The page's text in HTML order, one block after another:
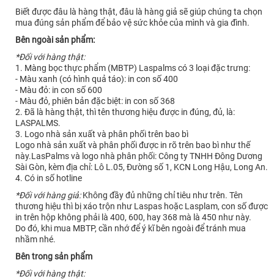
Biết được đâu là hàng thật, đâu là hàng giả sẽ giúp chúng ta chọn
mua đúng sản phẩm để bảo vệ sức khỏe của mình và gia đình.
Bên ngoài sản phẩm:
*Đối với hàng thật:
1. Màng bọc thực phẩm (MBTP) Laspalms có 3 loại đặc trưng:
- Màu xanh (có hình quả táo): in con số 400
- Màu đỏ: in con số 600
- Màu đỏ, phiên bản đặc biệt: in con số 368
2. Đã là hàng thật, thì tên thương hiệu được in đúng, đủ, là:
LASPALMS.
3. Logo nhà sản xuất và phân phối trên bao bì
Logo nhà sản xuất và phân phối được in rõ trên bao bì như thế
này.LasPalms và logo nhà phân phối: Công ty TNHH Đông Dương
Sài Gòn, kèm địa chỉ: Lô L.05, Đường số 1, KCN Long Hậu, Long An.
4. Có in số hotline
*Đối với hàng giả:Không đầy đủ những chỉ tiêu như trên. Tên
thương hiệu thì bị xáo trộn như Laspas hoặc Lasplam, con số được
in trên hộp không phải là 400, 600, hay 368 mà là 450 như này.
Do đó, khi mua MBTP, cần nhớ để ý kĩ bên ngoài để tránh mua
nhầm nhé.
Bên trong sản phẩm
*Đối với hàng thật: